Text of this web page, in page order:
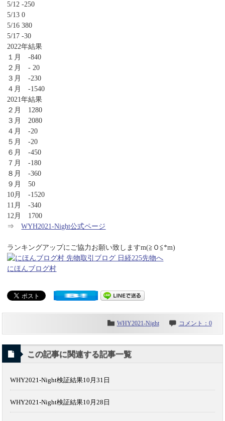
5/12 -250
5/13 0
5/16 380
5/17 -30
2022年結果
１月 -840
２月 - 20
３月 -230
４月 -1540
2021年結果
２月 1280
３月 2080
４月 -20
５月 -20
６月 -450
７月 -180
８月 -360
９月 50
10月 -1520
11月 -340
12月 1700
⇒WYH2021-Night公式ページ
ランキングアップにご協力お願い致しますm(≧Ｏ≦*m)
にほんブログ村
WHY2021-Night コメント：0
この記事に関連する記事一覧
WHY2021-Night検証結果10月31日
WHY2021-Night検証結果10月28日